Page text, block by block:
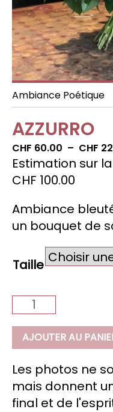
Ambiance Poétique
AZZURRO
CHF 60.00 – CHF
Estimation sur
CHF 100.00
Ambiance
un bouquet de
Taille
quantité
Azzurro
AJOUTER AU
Les photos ne
mais donnent
final et de